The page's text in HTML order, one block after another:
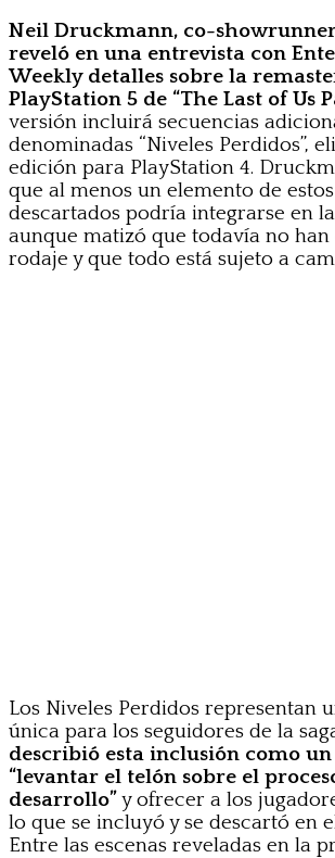
Neil Druckmann, co-
reveló en una entrevista con
Weekly detalles sobre la
PlayStation 5 de “The Last of Us
versión incluirá secuencias
denominadas “Niveles Perdidos”,
edición para PlayStation 4.
que al menos un elemento de
descartados podría integrarse en
aunque matizó que todavía no
rodaje y que todo está sujeto a
Los Niveles Perdidos representan
única para los seguidores de la
describió esta inclusión como
“levantar el telón sobre el
desarrollo”y ofrecer a los
lo que se incluyó y se descartó en
Entre las escenas reveladas en la